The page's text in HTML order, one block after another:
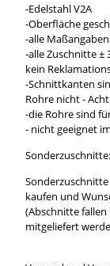
-Edelstahl V2A
-Oberfläche
-alle
-alle Zuschnitte ±
kein
-Schnittkanten
Rohre nicht -
-die Rohre sind
- nicht geeignet
Sonderzuschnitte:
kaufen und
(Abschnitte
mitgeliefert